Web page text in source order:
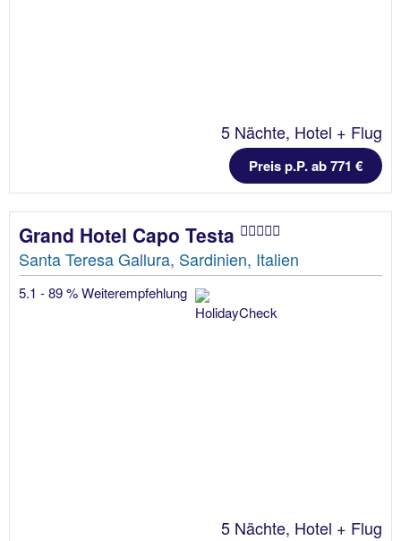
5 Nächte, Hotel + Flug
Preis p.P. ab 771 €
Grand Hotel Capo Testa
Santa Teresa Gallura, Sardinien, Italien
5.1 - 89 % Weiterempfehlung
5 Nächte, Hotel + Flug